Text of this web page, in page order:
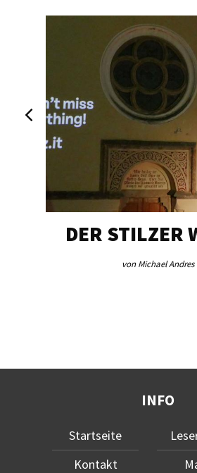
DER STILZER
von Michael Andres
INFO
Startseite
Kontakt